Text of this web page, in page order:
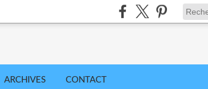
ARCHIVES CONTACT